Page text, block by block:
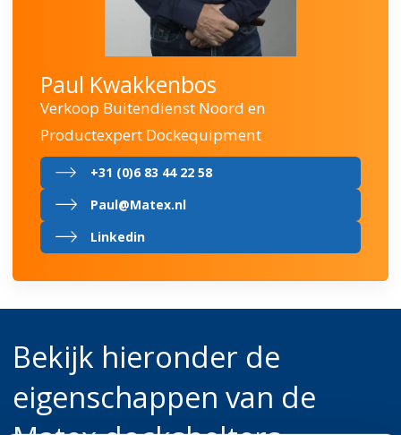
Paul Kwakkenbos
Verkoop Buitendienst Noord en
Productexpert Dockequipment
+31 (0)6 83 44 22 58
Paul@Matex.nl
Linkedin
Bekijk hieronder de
eigenschappen van de